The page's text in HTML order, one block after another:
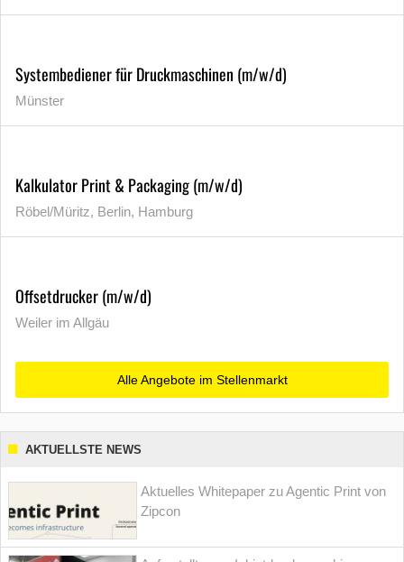
Systembediener für Druckmaschinen (m/w/d)
Münster
Kalkulator Print & Packaging (m/w/d)
Röbel/Müritz, Berlin, Hamburg
Offsetdrucker (m/w/d)
Weiler im Allgäu
Alle Angebote im Stellenmarkt
AKTUELLSTE NEWS
Aktuelles Whitepaper zu Agentic Print von
Zipcon